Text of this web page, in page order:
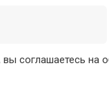
соглашаетесь на